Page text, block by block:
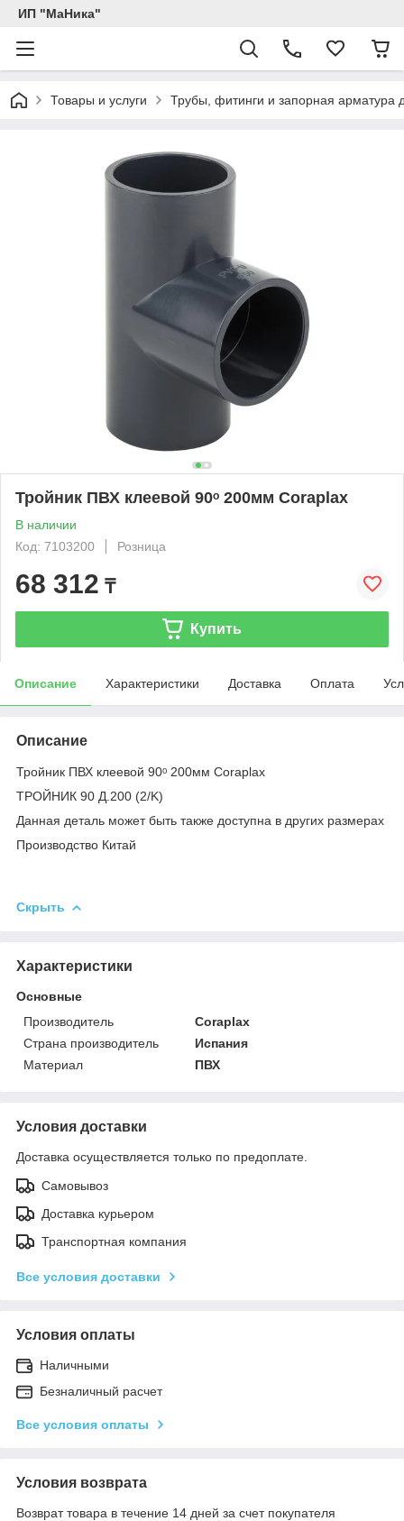
ИП "МаНика"
Товары и услуги Трубы, фитинги и запорная арматура
Тройник ПВХ клеевой 90ᵒ 200мм Coraplax
В наличии
Код: 7103200
Розница
68 312 ₸
Купить
Описание Характеристики Доставка Оплата
Описание
Тройник ПВХ клеевой 90ᵒ 200мм Coraplax
ТРОЙНИК 90 Д.200 (2/K)
Данная деталь может быть также доступна в других размерах
Производство Китай
Скрыть
Характеристики
Основные
Производитель
Coraplax
Страна производитель
Испания
Материал
ПВХ
Условия доставки
Доставка осуществляется только по предоплате.
Самовывоз
Доставка курьером
Транспортная компания
Все условия доставки
Условия оплаты
Наличными
Безналичный расчет
Все условия оплаты
Условия возврата
Возврат товара в течение 14 дней за счет покупателя